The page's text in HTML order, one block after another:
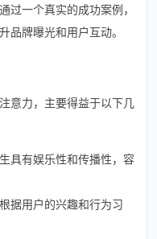
过一个真实的成功案例，
品牌曝光和用户互动。
意力，主要得益于以下几
具有娱乐性和传播性，容
据用户的兴趣和行为习